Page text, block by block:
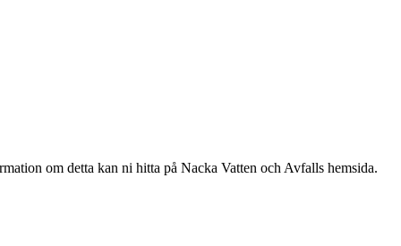
om detta kan ni hitta på Nacka Vatten och Avfalls hemsida.